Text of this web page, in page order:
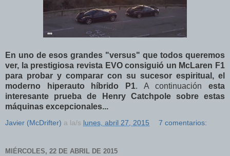
En uno de esos grandes "versus" que todos queremos
ver, la prestigiosa revista EVO consiguió un McLaren F1
para probar y comparar con su sucesor espiritual, el
moderno hiperauto híbrido P1. A continuación esta
interesante prueba de Henry Catchpole sobre estas
máquinas excepcionales...
Javier (McDrifter) a la/s lunes, abril 27, 2015 7 comentarios:
MIÉRCOLES, 22 DE ABRIL DE 2015